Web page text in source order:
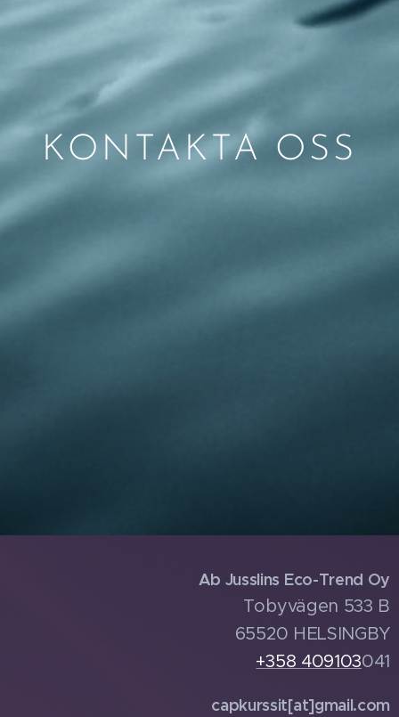
KONTAKTA OSS
Ab Jusslins Eco-Trend Oy
Tobyvägen 533 B
65520 HELSINGBY
+358 409103041
capkurssit[at]gmail.com